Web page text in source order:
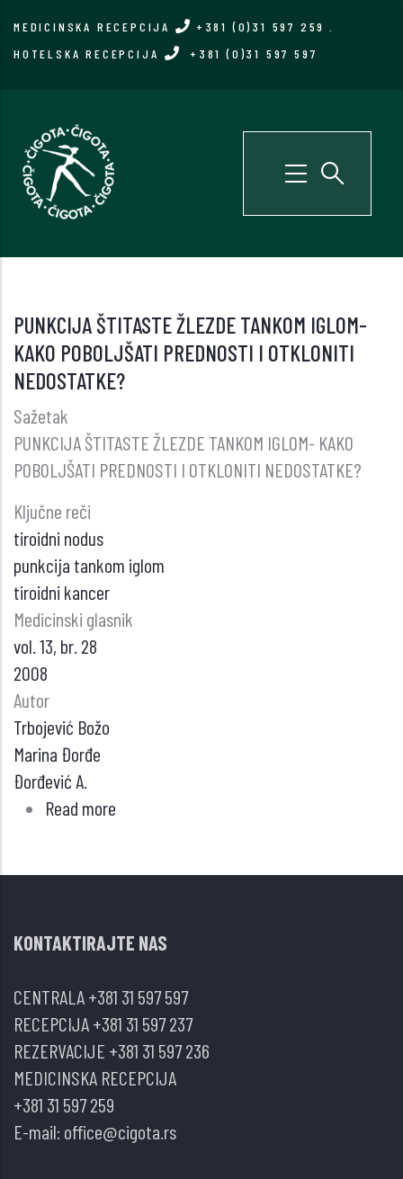
MEDICINSKA RECEPCIJA +381 (0)31 597 259
HOTELSKA RECEPCIJA
+381 (0)31 597 597
PUNKCIJA ŠTITASTE ŽLEZDE TANKOM IGLOM-
KAKO POBOLJŠATI PREDNOSTI I OTKLONITI
NEDOSTATKE?
Sažetak
PUNKCIJA ŠTITASTE ŽLEZDE TANKOM IGLOM- KAKO
POBOLJŠATI PREDNOSTI I OTKLONITI NEDOSTATKE?
Ključne reči
tiroidni nodus
punkcija tankom iglom
tiroidni kancer
Medicinski glasnik
vol. 13, br. 28
2008
Autor
Trbojević Božo
Marina Đorđe
Đorđević A.
Read more
IGLOM-
POBOLJŠATI
PREDNOSTI
I
OTKLONITI
KONTAKTIRAJTE NAS
CENTRALA+381 31 597 597
RECEPCIJA+381 31 597 237
REZERVACIJE +381 31 597 236
MEDICINSKA RECEPCIJA
+381 31 597 259
E-mail: office@cigota.rs